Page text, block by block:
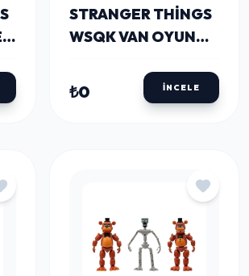
STRANGER THINGS
WSQK VAN OYUN
₺0 İNCELE